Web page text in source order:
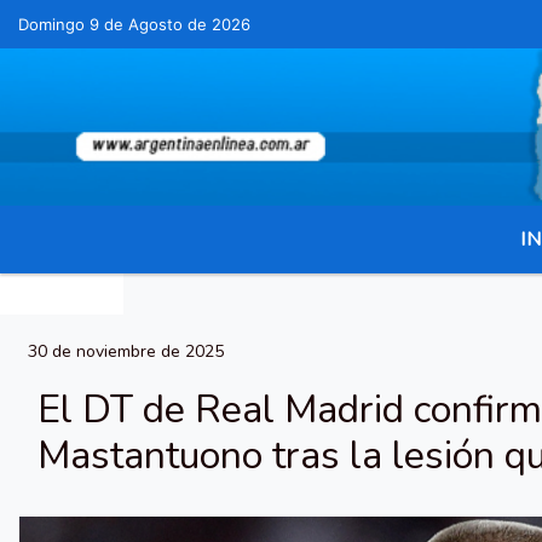
Domingo 9 de Agosto de 2026Hoy es Domingo 9 de Agosto de 2026 y son
30 de noviembre de 2025
El DT de Real Madrid
Mastantuono tras la lesión